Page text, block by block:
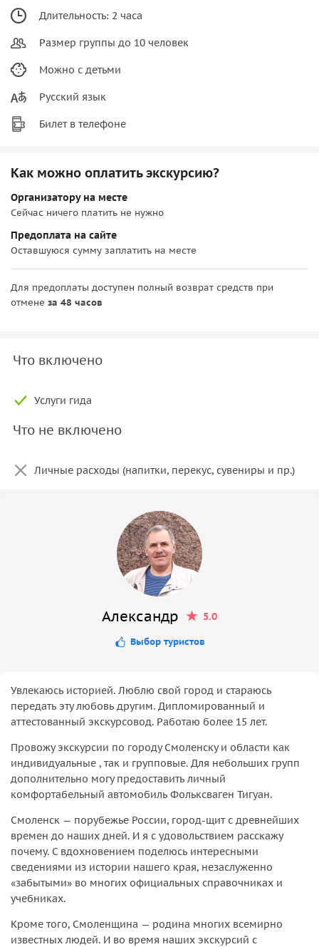
Длительность: 2 часа
Размер группы до 10 человек
Можно с детьми
Русский язык
Билет в телефоне
Как можно оплатить экскурсию?
Организатору на месте
Сейчас ничего платить не нужно
Предоплата на сайте
Оставшуюся сумму заплатить на месте
Для предоплаты доступен полный возврат средств при
отмене за 48 часов
Что включено
Услуги гида
Что не включено
Личные расходы (напитки, перекус, сувениры и пр.)
Александр 5.0
Выбор туристов
Увлекаюсь историей. Люблю свой город и стараюсь
передать эту любовь другим. Дипломированный и
аттестованный экскурсовод. Работаю более 15 лет.
Провожу экскурсии по городу Смоленску и области как
индивидуальные , так и групповые. Для небольших групп
дополнительно могу предоставить личный
комфортабельный автомобиль Фольксваген Тигуан.
Смоленск — порубежье России, город-щит с древнейших
времен до наших дней. И я с удовольствием расскажу
почему. С вдохновением поделюсь интересными
сведениями из истории нашего края, незаслуженно
«забытыми» во многих официальных справочниках и
учебниках.
Кроме того, Смоленщина — родина многих всемирно
известных людей. И во время наших экскурсий с